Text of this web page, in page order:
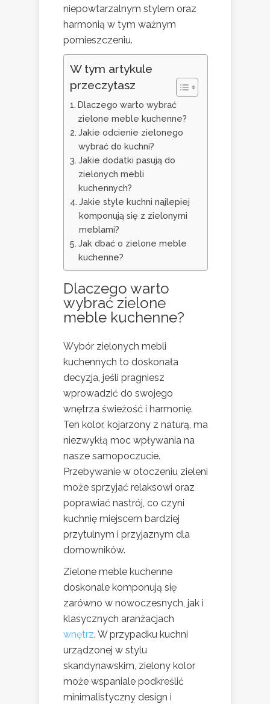
niepowtarzalnym stylem oraz
harmonią w tym ważnym
pomieszczeniu.
W tym artykule
przeczytasz
Dlaczego warto wybrać
zielone meble kuchenne?
Jakie odcienie zielonego
wybrać do kuchni?
Jakie dodatki pasują do
zielonych mebli
kuchennych?
Jakie style kuchni najlepiej
komponują się z zielonymi
meblami?
Jak dbać o zielone meble
kuchenne?
Dlaczego warto
wybrać zielone
meble kuchenne?
Wybór zielonych mebli
kuchennych to doskonała
decyzja, jeśli pragniesz
wprowadzić do swojego
wnętrza świeżość i harmonię.
Ten kolor, kojarzony z naturą, ma
niezwykłą moc wpływania na
nasze samopoczucie.
Przebywanie w otoczeniu zieleni
może sprzyjać relaksowi oraz
poprawiać nastrój, co czyni
kuchnię miejscem bardziej
przytulnym i przyjaznym dla
domowników.
Zielone meble kuchenne
doskonale komponują się
zarówno w nowoczesnych, jak i
klasycznych aranżacjach
wnętrz. W przypadku kuchni
urządzonej w stylu
skandynawskim, zielony kolor
może wspaniale podkreślić
minimalistyczny design i